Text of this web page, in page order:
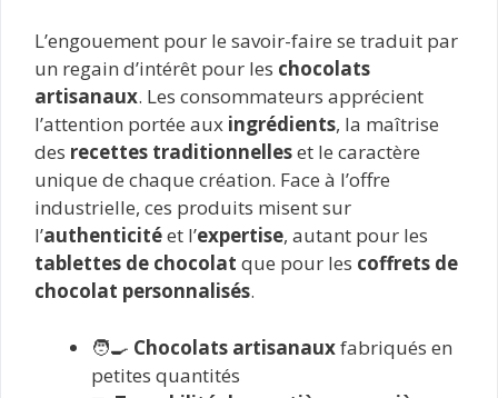
L’engouement pour le savoir-faire se traduit par
un regain d’intérêt pour les chocolats
artisanaux. Les consommateurs apprécient
l’attention portée aux ingrédients, la maîtrise
des recettes traditionnelleset le caractère
unique de chaque création. Face à l’offre
industrielle, ces produits misent sur
l’authenticitéet l’expertise, autant pour les
tablettes de chocolat que pour les coffrets de
chocolat personnalisés.
🧑‍🍳 Chocolats artisanauxfabriqués en
petites quantités